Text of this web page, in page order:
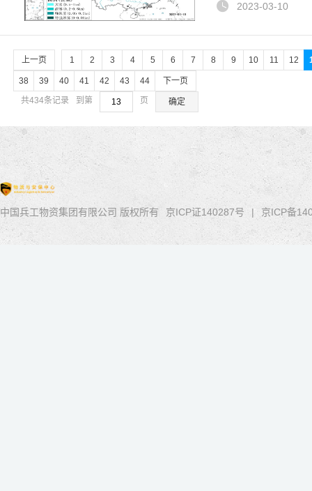
2023-03-10
上一页 1 2 3 4 5 6 7 8 9 10 11 12
38 39 40 41 42 43 44
下一页
共434条记录
到第 页 确定
中国兵工物资集团有限公司 版权所有 京ICP证140287号 | 京ICP备